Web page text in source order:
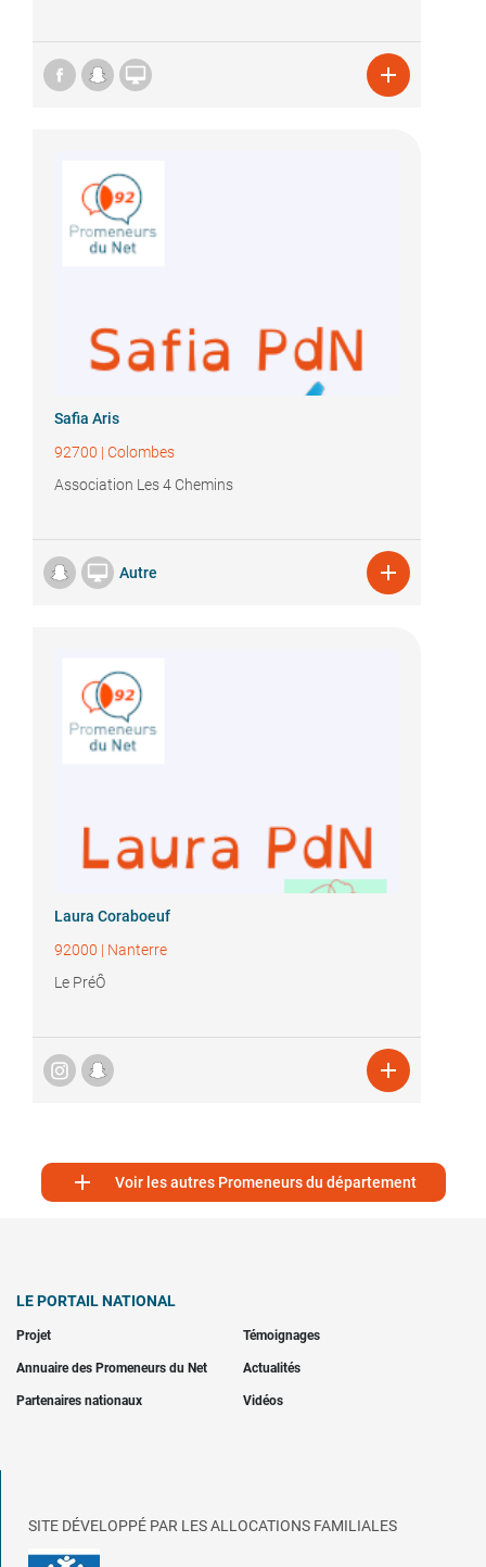
 
Safia Aris
92700 | Colombes
Association Les 4 Chemins
 Autre 
Laura Coraboeuf
92000 | Nanterre
Le PréÔ

 Voir les autres Promeneurs du département
LE PORTAIL NATIONAL
Projet Témoignages
Annuaire des Promeneurs du Net Actualités
Partenaires nationaux Vidéos
SITE DÉVELOPPÉ PAR LES ALLOCATIONS FAMILIALES